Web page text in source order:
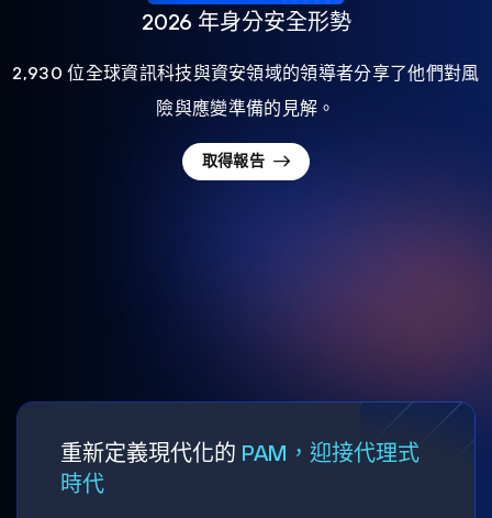
2026 年身分安全形勢
2,930 位全球資訊科技與資安領域的領導者分享了他們對風
險與應變準備的見解。
取得報告
重新定義現代化的 PAM，迎接代理式
時代